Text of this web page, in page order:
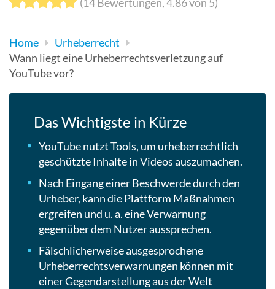
(14Bewertungen,4.86von 5)
Home
Urheberrecht
Wann liegt eine Urheberrechtsverletzung auf
YouTube vor?
Das Wichtigste in Kürze
YouTube nutzt Tools, um urheberrechtlich
geschützte Inhalte in Videos auszumachen.
Nach Eingang einer Beschwerde durch den
Urheber, kann die Plattform Maßnahmen
ergreifen und u. a. eine Verwarnung
gegenüber dem Nutzer aussprechen.
Fälschlicherweise ausgesprochene
Urheberrechtsverwarnungen können mit
einer Gegendarstellung aus der Welt